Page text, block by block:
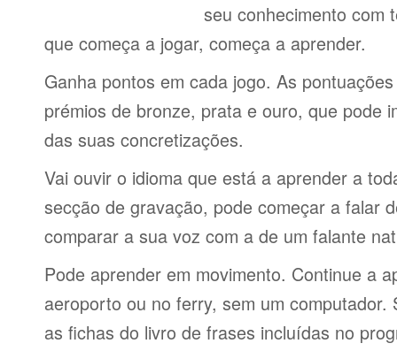
seu conhecimento com
que começa a jogar, começa a aprender.
Ganha pontos em cada jogo. As
prémios de bronze, prata e ouro, que pode
das suas concretizações.
Vai ouvir o idioma que está a aprender a
secção de gravação, pode começar a falar
comparar a sua voz com a de um falante
Pode aprender em movimento. Continue a
aeroporto ou no ferry, sem um computador.
as fichas do livro de frases incluídas no